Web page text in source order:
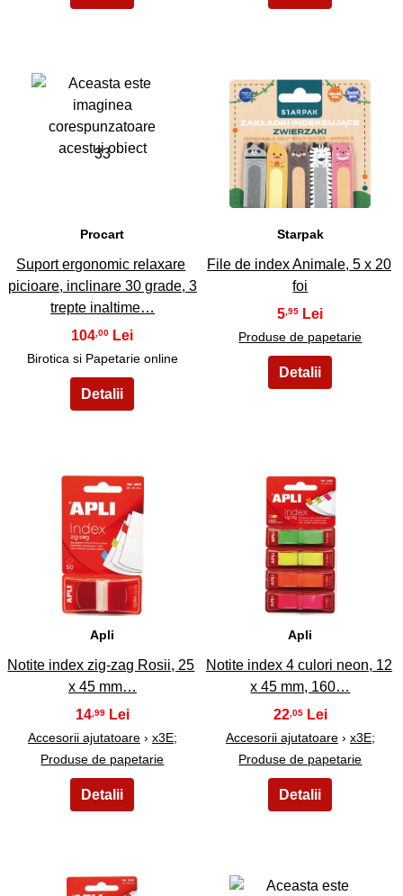
33
Procart
Suport ergonomic relaxare
picioare, inclinare 30 grade, 3
trepte inaltime…
104,00
Birotica si Papetarie online
34
Starpak
File de index Animale, 5 x 20
foi
5,95
Produse de papetarie
35
Apli
Notite index zig-zag Rosii, 25
х 45 mm…
14 ,99
Accesorii ajutatoare› x3E;
Produse de papetarie
36
Apli
Notite index 4 culori neon, 12
х 45 mm, 160…
22 ,05
Accesorii ajutatoare› x3E;
Produse de papetarie